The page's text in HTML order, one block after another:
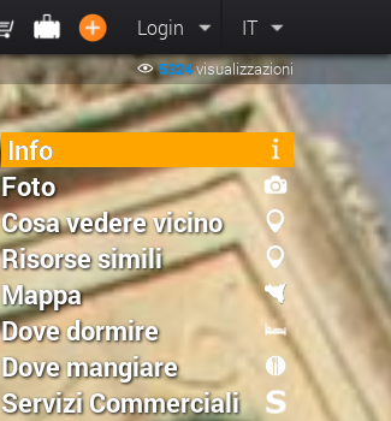
Login IT
5324visualizzazioni
Info
Foto
Cosa vedere vicino
Risorse simili
Mappa
Dove dormire
Dove mangiare
Servizi Commerciali